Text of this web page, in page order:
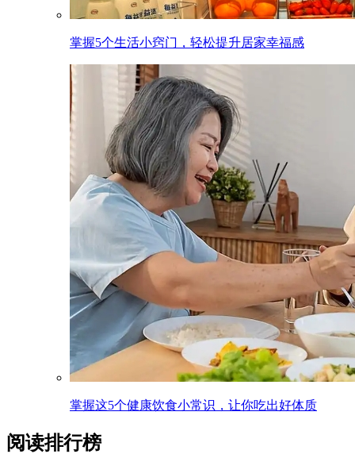
掌握5个生活小窍门，轻松提升居家幸福感
掌握这5个健康饮食小常识，让你吃出好体质
阅读排行榜